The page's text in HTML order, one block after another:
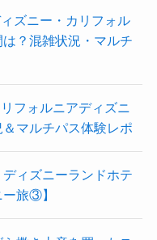
ズニー・カリフォル
？混雑状況・マルチ
フォルニアディズニ
マルチパス体験レポ
ィズニーランドホテ
旅③】